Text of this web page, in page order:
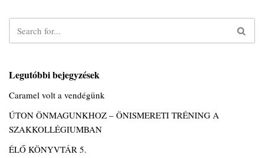
Legutóbbi bejegyzések
Caramel volt a vendégünk
ÚTON ÖNMAGUNKHOZ – ÖNISMERETI TRÉNING A
SZAKKOLLÉGIUMBAN
ÉLŐ KÖNYVTÁR 5.